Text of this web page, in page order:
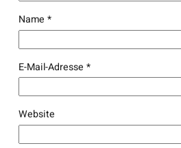
Name *
E-Mail-Adresse *
Website